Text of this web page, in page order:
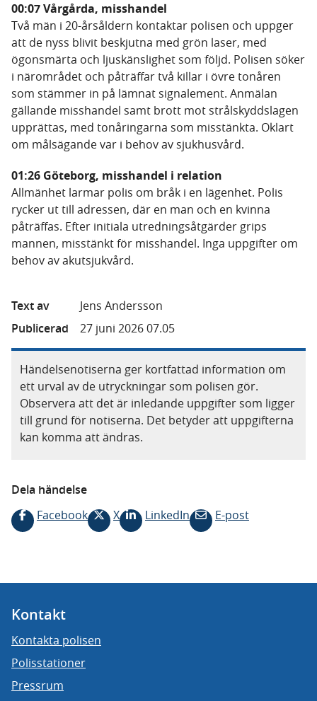
00:07 Vårgårda, misshandel
Två män i 20-årsåldern kontaktar polisen och uppger
att de nyss blivit beskjutna med grön laser, med
ögonsmärta och ljuskänslighet som följd. Polisen söker
i närområdet och påträffar två killar i övre tonåren
som stämmer in på lämnat signalement. Anmälan
gällande misshandel samt brott mot strålskyddslagen
upprättas, med tonåringarna som misstänkta. Oklart
om målsägande var i behov av sjukhusvård.
01:26 Göteborg, misshandel i relation
Allmänhet larmar polis om bråk i en lägenhet. Polis
rycker ut till adressen, där en man och en kvinna
påträffas. Efter initiala utredningsåtgärder grips
mannen, misstänkt för misshandel. Inga uppgifter om
behov av akutsjukvård.
Text av
Jens Andersson
Publicerad
27 juni 2026 07.05
Händelsenotiserna ger kortfattad information om
ett urval av de utryckningar som polisen gör.
Observera att det är inledande uppgifter som ligger
till grund för notiserna. Det betyder att uppgifterna
kan komma att ändras.
Dela händelse
Facebook
X LinkedIn E-post
Kontakt
Kontakta polisen
Polisstationer
Pressrum